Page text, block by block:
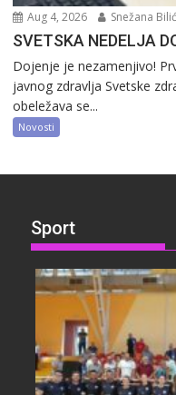
Aug 4, 2026 Snežana Bilić
SVETSKA NEDELJA
Dojenje je nezamenjivo!
javnog zdravlja Svetske
obeležava se...
Novosti
Sport